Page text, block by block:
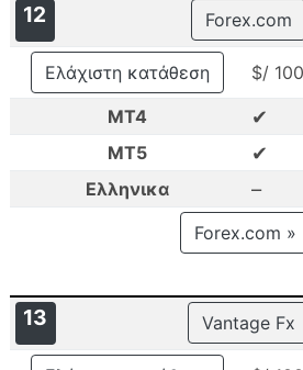
12 Forex.com
Ελάχιστη κατάθεση
$/
MT4
✔
MT5 ✔
Ελληνικα –
Forex.com »
13 Vantage Fx